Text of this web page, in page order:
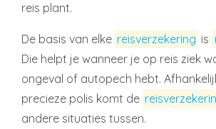
reis plant.
De basis van elke reisverzekering is
Die helpt je wanneer je op reis ziek
ongeval of autopech hebt.
precieze polis komt de
andere situaties tussen.